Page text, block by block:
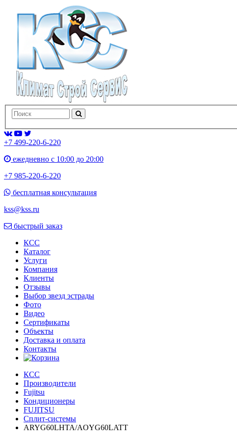
+7 499-220-6-220
ежедневно с 10:00 до 20:00
+7 985-220-6-220
бесплатная консультация
kss@kss.ru
быстрый заказ
КСС
Каталог
Услуги
Компания
Клиенты
Oтзывы
Выбор звезд эстрады
Фото
Видео
Сертификаты
Объекты
Доставка и оплата
Контакты
КСС
Производители
Fujitsu
Кондиционеры
FUJITSU
Сплит-системы
ARYG60LHTA/AOYG60LATT